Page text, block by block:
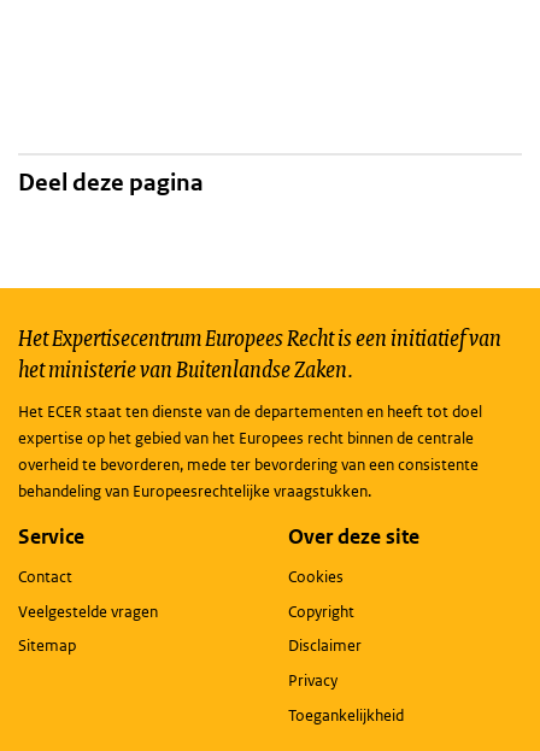
Deel deze pagina
Het Expertisecentrum Europees Recht is een initiatief van
het ministerie van Buitenlandse Zaken.
Het ECER staat ten dienste van de departementen en heeft tot doel
expertise op het gebied van het Europees recht binnen de centrale
overheid te bevorderen, mede ter bevordering van een consistente
behandeling van Europeesrechtelijke vraagstukken.
Service
Contact
Veelgestelde vragen
Sitemap
Over deze site
Cookies
Copyright
Disclaimer
Privacy
Toegankelijkheid